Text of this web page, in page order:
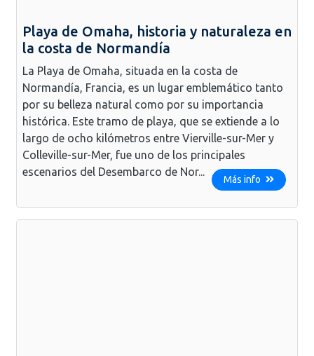
Playa de Omaha, historia y naturaleza en
la costa de Normandía
La Playa de Omaha, situada en la costa de
Normandía, Francia, es un lugar emblemático tanto
por su belleza natural como por su importancia
histórica. Este tramo de playa, que se extiende a lo
largo de ocho kilómetros entre Vierville-sur-Mer y
Colleville-sur-Mer, fue uno de los principales
escenarios del Desembarco de Nor...
Más info